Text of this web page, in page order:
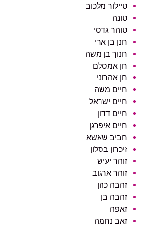
טיילור מלכוב
טונה
טוהר גדסי
חנן בן ארי
חנוך בן משה
חן אמסלם
חן אהרוני
חיים משה
חיים ישראל
חיים דדון
חיים איפרגן
חביב שאשא
זיכרון בסלון
זוהר יעיש
זוהר ארגוב
זהבה כהן
זהבה בן
זאפה
זאב נחמה